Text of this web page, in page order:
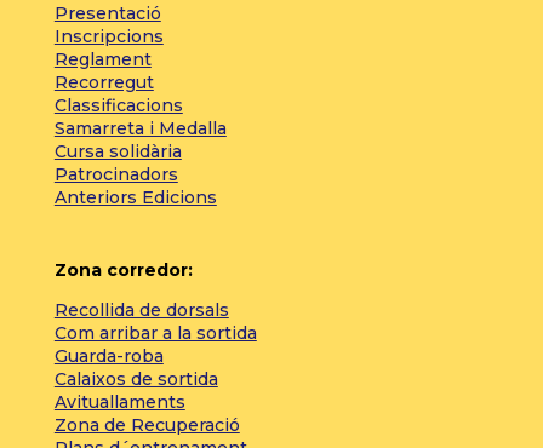
Presentació
Inscripcions
Reglament
Recorregut
Classificacions
Samarreta i Medalla
Cursa solidària
Patrocinadors
Anteriors Edicions
Zona corredor:
Recollida de dorsals
Com arribar a la sortida
Guarda-roba
Calaixos de sortida
Avituallaments
Zona de Recuperació